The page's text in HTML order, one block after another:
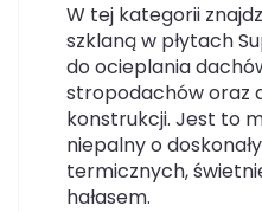
W tej kategorii
szklaną w płytach
do ocieplania
stropodachów oraz
konstrukcji. Jest to
niepalny o
termicznych,
hałasem.